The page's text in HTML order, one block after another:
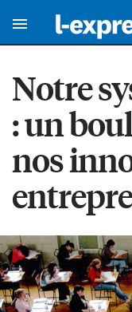
Notre
: un
nos